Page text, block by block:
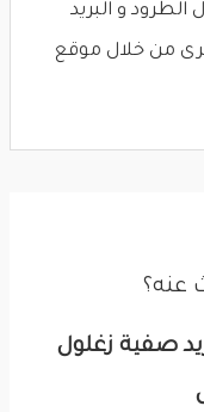
الطرود و البريد
من خلال موقع
عنه؟
صفية زغلول